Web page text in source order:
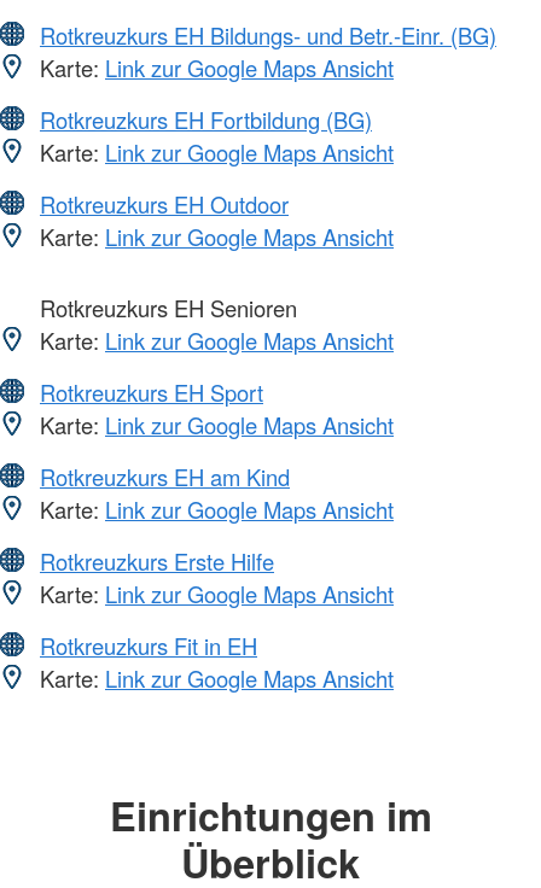
Rotkreuzkurs EH Bildungs- und Betr.-Einr. (BG)
Karte: Link zur Google Maps Ansicht
Rotkreuzkurs EH Fortbildung (BG)
Karte: Link zur Google Maps Ansicht
Rotkreuzkurs EH Outdoor
Karte: Link zur Google Maps Ansicht
Rotkreuzkurs EH Senioren
Karte: Link zur Google Maps Ansicht
Rotkreuzkurs EH Sport
Karte: Link zur Google Maps Ansicht
Rotkreuzkurs EH am Kind
Karte: Link zur Google Maps Ansicht
Rotkreuzkurs Erste Hilfe
Karte: Link zur Google Maps Ansicht
Rotkreuzkurs Fit in EH
Karte: Link zur Google Maps Ansicht
Einrichtungen im
Überblick